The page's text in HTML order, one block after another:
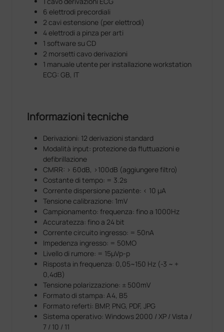
6 elettrodi precordiali
2 cavi estensione (per elettrodi)
4 elettrodi a pinza per arti
1 software su CD
2 morsetti cavo derivazioni
1 manuale utente per installazione workstation
ECG: GB, IT
Informazioni tecniche
Derivazioni: 12 derivazioni standard
Modalità input: protezione da fluttuazioni e
defibrillazione
CMRR: > 60dB, >100dB (aggiungere filtro)
Costante di tempo: = 3.2s
Corrente dispersione paziente: < 10 µA
Tensione calibrazione: 1mV
Campionamento: frequenza: fino a 1000Hz
Accuratezza: fino a 24 bit
Corrente circuito ingresso: = 50nA
Impedenza ingresso: = 50MO
Livello di rumore: = 15µVp-p
Risposta in frequenza: 0,05~150 Hz (-3 ~ +
0,4dB)
Tensione polarizzazione: ± 500mV
Formato di stampa: A4, B5
Formato referti: BMP, PNG, PDF, JPG
Sistema operativo: Windows 2000 / XP / Vista /
7 / 10 / 11